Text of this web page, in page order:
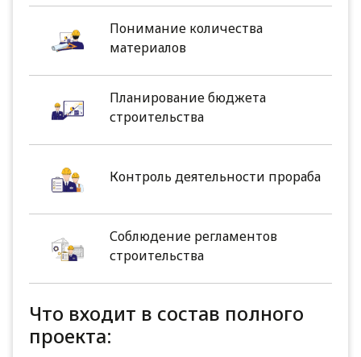
Понимание количества
материалов
Планирование бюджета
строительства
Контроль деятельности прораба
Соблюдение регламентов
строительства
Что входит в состав полного
проекта: